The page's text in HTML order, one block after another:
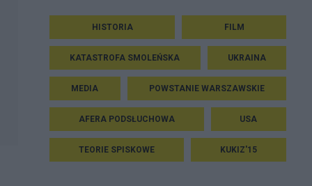
HISTORIA FILM
KATASTROFA SMOLEŃSKA UKRAINA
MEDIA POWSTANIE WARSZAWSKIE
AFERA PODSŁUCHOWA USA
TEORIE SPISKOWE KUKIZ'15